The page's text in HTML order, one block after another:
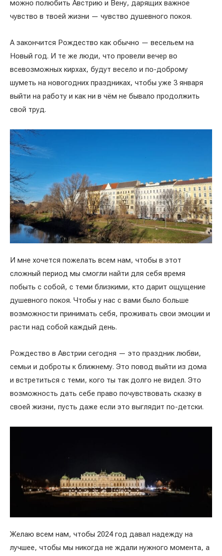
можно полюбить Австрию и Вену, дарящих важное
чувство в твоей жизни — чувство душевного покоя.
А закончится Рождество как обычно — весельем на
Новый год. И те же люди, что провели вечер во
всевозможных кирхах, будут весело и по-доброму
шуметь на новогодних праздниках, чтобы уже 3 января
выйти на работу и как ни в чём не бывало продолжить
свой труд.
И мне хочется пожелать всем нам, чтобы в этот
сложный период мы смогли найти для себя время
побыть с собой, с теми близкими, кто дарит ощущение
душевного покоя. Чтобы у нас с вами было больше
возможности принимать себя, проживать свои эмоции и
расти над собой каждый день.
Рождество в Австрии сегодня — это праздник любви,
семьи и доброты к ближнему. Это повод выйти из дома
и встретиться с теми, кого ты так долго не видел. Это
возможность дать себе право почувствовать сказку в
своей жизни, пусть даже если это выглядит по-детски.
Желаю всем нам, чтобы 2024 год давал надежду на
лучшее, чтобы мы никогда не ждали нужного момента, а